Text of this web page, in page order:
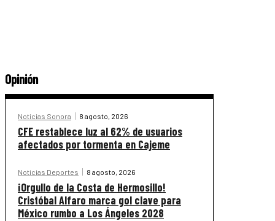
Opinión
Noticias Sonora 8 agosto, 2026
CFE restablece luz al 62% de usuarios
afectados por tormenta en Cajeme
Noticias Deportes 8 agosto, 2026
¡Orgullo de la Costa de Hermosillo!
Cristóbal Alfaro marca gol clave para
México rumbo a Los Ángeles 2028